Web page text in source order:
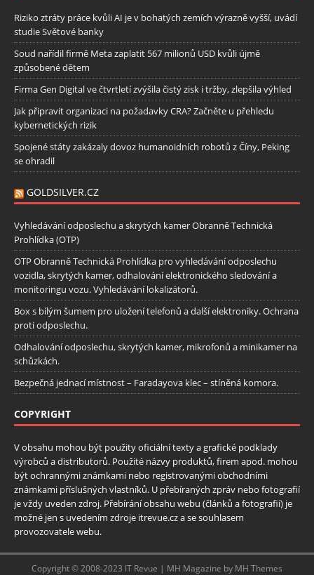
Riziko ztráty práce kvůli AI je v bohatých zemích výrazně vyšší, uvádí
studie Světové banky
Soud nařídil firmě Meta zaplatit 567 milionů USD kvůli újmě
způsobené dětem
Firma Gen Digital ve čtvrtletí zvýšila čistý zisk i tržby, zlepšila výhled
Jak připravit organizaci na požadavky CRA? Začněte u přehledu
kybernetických rizik
Spojené státy zakázaly dovoz humanoidních robotů z Číny, Peking
se ohradil
GOLDSILVER.CZ
Vyhledávání odposlechu a skrytých kamer Obranně Technická
Prohlídka (OTP)
OTP Obranně Technická Prohlídka pro vyhledávání odposlechu
vozidla, skrytých kamer, odhalování elektronického sledování a
monitoringu vozu. Vyhledávání lokalizátorů.
Box s bílým šumem pro uložení telefonů a další elektroniky. Ochrana
proti odposlechu.
Odhalování odposlechu, skrytých kamer, mikrofonů a minikamer na
schůzkách.
Bezpečná jednací místnost – Faradayova klec – stíněná komora.
COPYRIGHT
V obsahu mohou být použity oficiální texty a grafické podklady
výrobců a distributorů. Použité názvy produktů, firem apod. mohou
být ochrannými známkami nebo registrovanými obchodními
známkami příslušných vlastníků. U přebíraných zpráv nebo fotografií
je vždy uveden zdroj. Přebírání obsahu webu (článků a fotografií) je
možné jen s uvedením zdroje itrevue.cz a se souhlasem
provozovatele webu.
Copyright © 2008-2023 IT Revue | MH Magazine by MH Themes